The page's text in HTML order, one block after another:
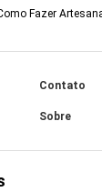
Fazer
Contato
Sobre